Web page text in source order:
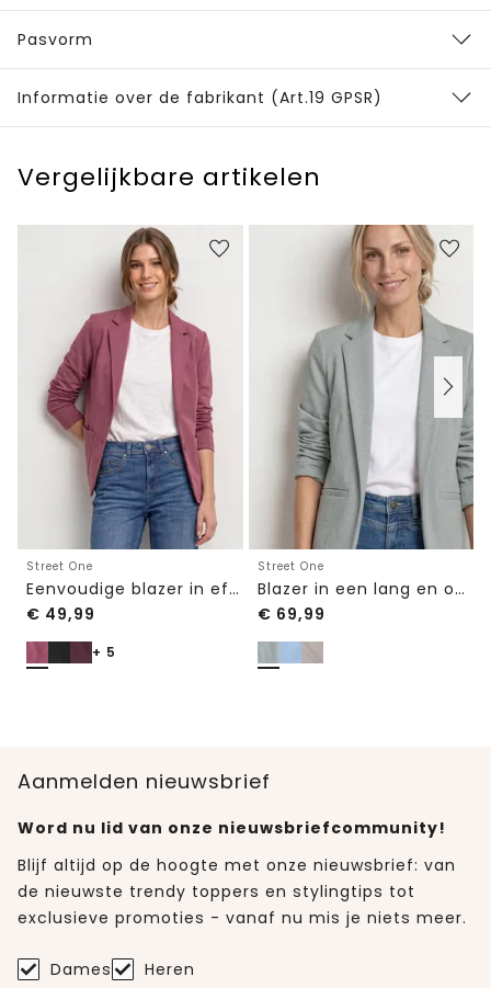
Pasvorm
Informatie over de fabrikant (Art.19 GPSR)
Vergelijkbare artikelen
Street One
Eenvoudige blazer in effen kleur
€ 49,99
+ 5
Street One
Blazer in een lang en open model
€ 69,99
Aanmelden nieuwsbrief
Word nu lid van onze nieuwsbriefcommunity!
Blijf altijd op de hoogte met onze nieuwsbrief: van
de nieuwste trendy toppers en stylingtips tot
exclusieve promoties - vanaf nu mis je niets meer.
Dames Heren